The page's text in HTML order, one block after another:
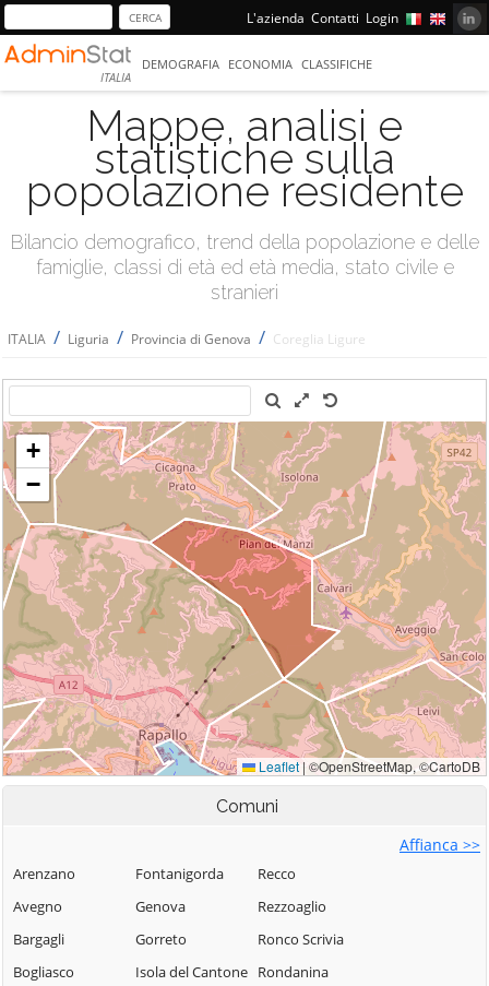
L'azienda Contatti Login
ITALIA
DEMOGRAFIA ECONOMIA CLASSIFICHE
Mappe, analisi e
statistiche sulla
popolazione residente
Bilancio demografico, trend della popolazione e delle
famiglie, classi di età ed età media, stato civile e
stranieri
ITALIA / Liguria / Provincia di Genova / Coreglia Ligure
Comuni
Affianca >>
Arenzano
Avegno
Bargagli
Bogliasco
Fontanigorda
Genova
Gorreto
Isola del Cantone
Recco
Rezzoaglio
Ronco Scrivia
Rondanina